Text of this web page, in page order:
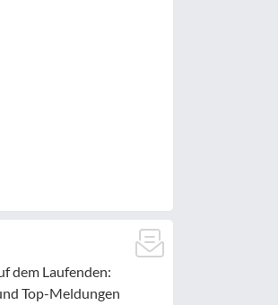
dem Laufenden:
Top-Meldungen